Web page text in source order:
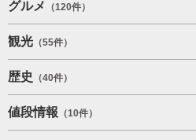
グルメ （120件）
観光 （55件）
歴史 （40件）
値段情報 （10件）